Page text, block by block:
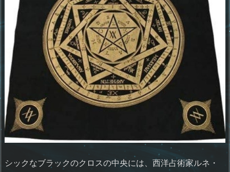
s d p.
io
シックなブラックのクロスの中央には、西洋占術家ルネ・